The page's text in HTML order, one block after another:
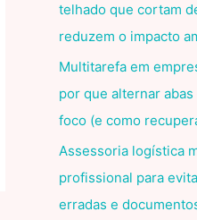
telhado que cortam
reduzem o impacto
Multitarefa em
por que alternar
foco (e como
Assessoria logística
profissional para
erradas e